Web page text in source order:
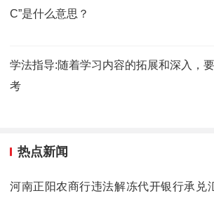
C”是什么意思？
学法指导:随着学习内容的拓展和深入，
考
热点新闻
河南正阳农商行违法解冻代开银行承兑